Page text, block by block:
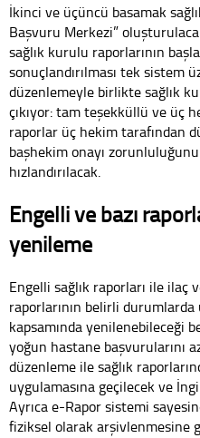
İkinci ve üçüncü basamak
Başvuru Merkezi”
sağlık kurulu raporlarının
sonuçlandırılması tek sistem
düzenlemeyle birlikte sağlık
çıkıyor: tam teşekküllü ve üç
raporlar üç hekim tarafından
başhekim onayı
hızlandırılacak.
Engelli ve bazı
yenileme
Engelli sağlık raporları ile ilaç
raporlarının belirli
kapsamında yenilenebileceği
yoğun hastane başvurularını
düzenleme ile sağlık
uygulamasına geçilecek ve
Ayrıca e-Rapor sistemi
fiziksel olarak arşivlenmesine